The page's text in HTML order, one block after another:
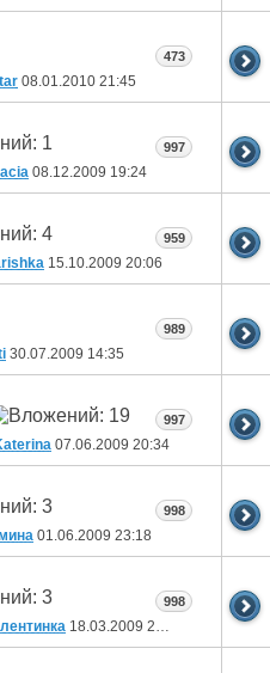
08.01.2010 21:45
473
08.12.2009 19:24
997
15.10.2009 20:06
959
30.07.2009 14:35
989
07.06.2009 20:34
997
01.06.2009 23:18
998
18.03.2009 22:19
998